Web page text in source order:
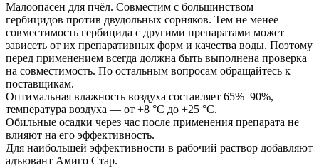
Малоопасен для пчёл. Совместим с большинством
гербицидов против двудольных сорняков. Тем не менее
совместимость гербицида с другими препаратами может
зависеть от их препаративных форм и качества воды. Поэтому
перед применением всегда должна быть выполнена проверка
на совместимость. По остальным вопросам обращайтесь к
поставщикам.
Оптимальная влажность воздуха составляет 65%–90%,
температура воздуха — от +8 °С до +25 °С.
Обильные осадки через час после применения препарата не
влияют на его эффективность.
Для наибольшей эффективности в рабочий раствор добавляют
адъювант Амиго Стар.